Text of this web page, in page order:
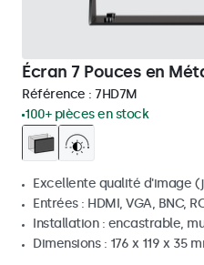
Écran 7 Pouces en
Référence : 7HD7M
100+ pièces en stock
Excellente qualité d'image
Entrées : HDMI, VGA, BNC,
Installation : encastrable,
Dimensions : 176 x 119 x 35